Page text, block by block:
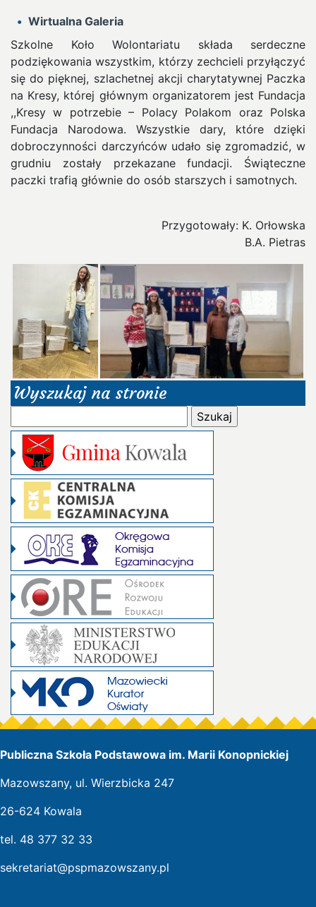
Wirtualna Galeria
Szkolne Koło Wolontariatu składa serdeczne
podziękowania wszystkim, którzy zechcieli przyłączyć
się do pięknej, szlachetnej akcji charytatywnej Paczka
na Kresy, której głównym organizatorem jest Fundacja
,,Kresy w potrzebie – Polacy Polakom oraz Polska
Fundacja Narodowa. Wszystkie dary, które dzięki
dobroczynności darczyńców udało się zgromadzić, w
grudniu zostały przekazane fundacji. Świąteczne
paczki trafią głównie do osób starszych i samotnych.
Przygotowały: K. Orłowska
B.A. Pietras
Wyszukaj na stronie
Publiczna Szkoła Podstawowa im. Marii Konopnickiej
Mazowszany, ul. Wierzbicka 247
26-624 Kowala
tel. 48 377 32 33
sekretariat@pspmazowszany.pl